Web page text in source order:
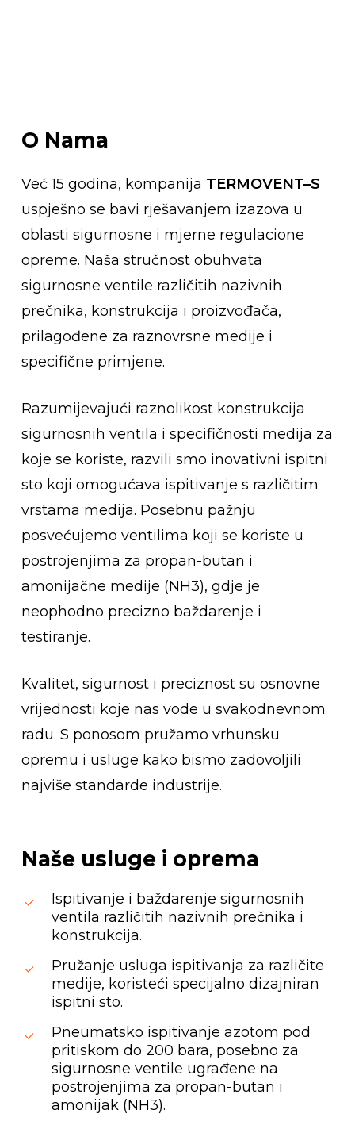
O Nama
Već 15 godina, kompanija TERMOVENT–S
uspješno se bavi rješavanjem izazova u
oblasti sigurnosne i mjerne regulacione
opreme. Naša stručnost obuhvata
sigurnosne ventile različitih nazivnih
prečnika, konstrukcija i proizvođača,
prilagođene za raznovrsne medije i
specifične primjene.
Razumijevajući raznolikost konstrukcija
sigurnosnih ventila i specifičnosti medija za
koje se koriste, razvili smo inovativni ispitni
sto koji omogućava ispitivanje s različitim
vrstama medija. Posebnu pažnju
posvećujemo ventilima koji se koriste u
postrojenjima za propan-butan i
amonijačne medije (NH3), gdje je
neophodno precizno baždarenje i
testiranje.
Kvalitet, sigurnost i preciznost su osnovne
vrijednosti koje nas vode u svakodnevnom
radu. S ponosom pružamo vrhunsku
opremu i usluge kako bismo zadovoljili
najviše standarde industrije.
Naše usluge i oprema
Ispitivanje i baždarenje sigurnosnih
ventila različitih nazivnih prečnika i
konstrukcija.
Pružanje usluga ispitivanja za različite
medije, koristeći specijalno dizajniran
ispitni sto.
Pneumatsko ispitivanje azotom pod
pritiskom do 200 bara, posebno za
sigurnosne ventile ugrađene na
postrojenjima za propan-butan i
amonijak (NH3).